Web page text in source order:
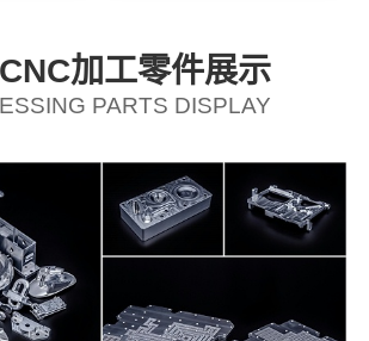
加工零件展示
PARTS DISPLAY